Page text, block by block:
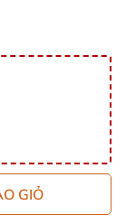
GIỎ